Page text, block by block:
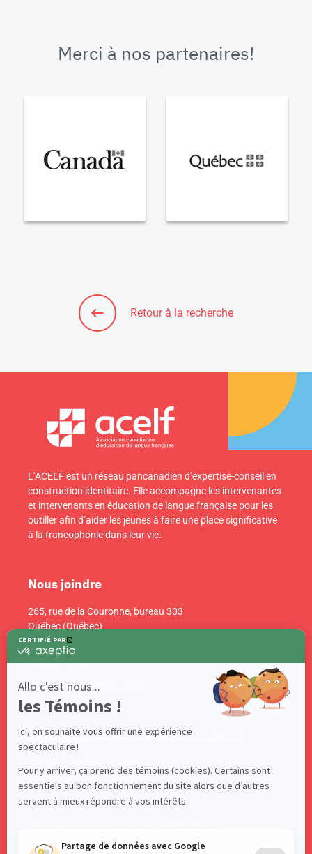
Merci à nos partenaires!
Retour à la recherche
L’ACELF est un réseau pancanadien d’expertise-conseil en
construction identitaire. Elle accompagne les intervenantes
et intervenants en éducation de langue française pour les
outiller afin d’aider les jeunes à faire une place significative
à la francophonie dans leur vie.
Suivez-nous sur nos réseaux sociaux!
Nous joindre
265, rue de la Couronne, bureau 303
Québec (Québec)
Canada G1K 6E1
info@acelf.ca
Téléphone : 418 681-4661